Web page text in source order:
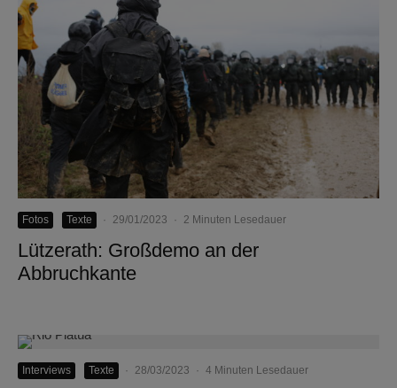
Fotos Texte · 29/01/2023 · 2 Minuten Lesedauer
Lützerath: Großdemo an der
Abbruchkante
Interviews Texte · 28/03/2023 · 4 Minuten Lesedauer